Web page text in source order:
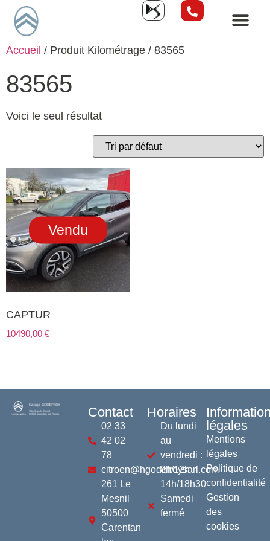
Accueil / Produit Kilométrage / 83565
83565
Voici le seul résultat
Vendu
CAPTUR
10490,00 €
Contact
02 33
42 02
78
citroen@hgodefroysarl.com
261 Le
Mesnil
50500
Carentan
Horaires
Du lundi
au
vendredi :
8h/12h -
14h/18h30
Samedi
fermé
légales
Mentions
légales
Politique de
confidentialité
Gestion
des
cookies